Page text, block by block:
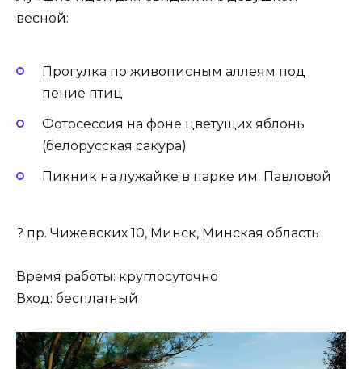
весной:
Прогулка по живописным аллеям под
пение птиц
Фотосессия на фоне цветущих яблонь
(белорусская сакура)
Пикник на лужайке в парке им. Павловой
? пр. Чижевских 10, Минск, Минская область
Время работы: круглосуточно
Вход: бесплатный